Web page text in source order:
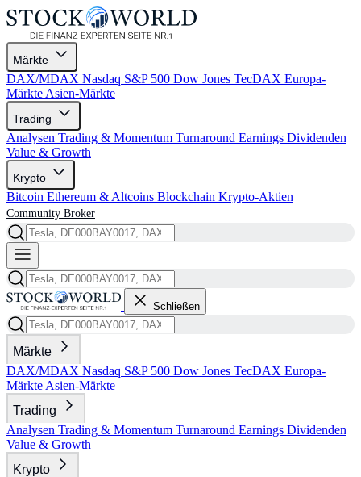
Märkte
DAX/MDAX Nasdaq S&P 500 Dow Jones TecDAX Europa-
Märkte Asien-Märkte
Trading
Analysen Trading & Momentum Turnaround Earnings Dividenden
Value & Growth
Krypto
Bitcoin Ethereum & Altcoins Blockchain Krypto-Aktien
Community Broker
Schließen
Märkte
DAX/MDAX Nasdaq S&P 500 Dow Jones TecDAX Europa-
Märkte Asien-Märkte
Trading
Analysen Trading & Momentum Turnaround Earnings Dividenden
Value & Growth
Krypto